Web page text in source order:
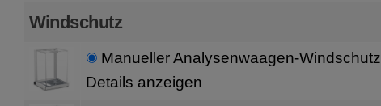
Windschutz
Manueller Analysenwaagen-Windschutz
Details anzeigen